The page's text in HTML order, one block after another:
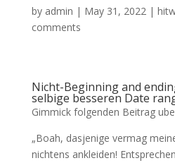
by admin | May 31, 2022|
comments
Nicht-Beginning and
selbige besseren Date
Gimmick folgenden Beitrag
„Boah, dasjenige vermag
nichtens ankleiden!